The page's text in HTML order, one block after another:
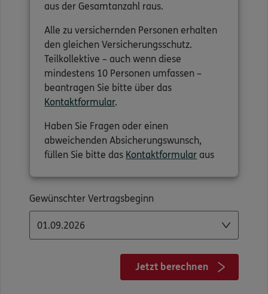
aus der Gesamtanzahl raus.
Alle zu versichernden Personen erhalten
den gleichen Versicherungsschutz.
Teilkollektive – auch wenn diese
mindestens 10 Personen umfassen –
beantragen Sie bitte über das
Kontaktformular.
Haben Sie Fragen oder einen
abweichenden Absicherungswunsch,
füllen Sie bitte das Kontaktformular aus
Gewünschter Vertragsbeginn
Jetzt berechnen